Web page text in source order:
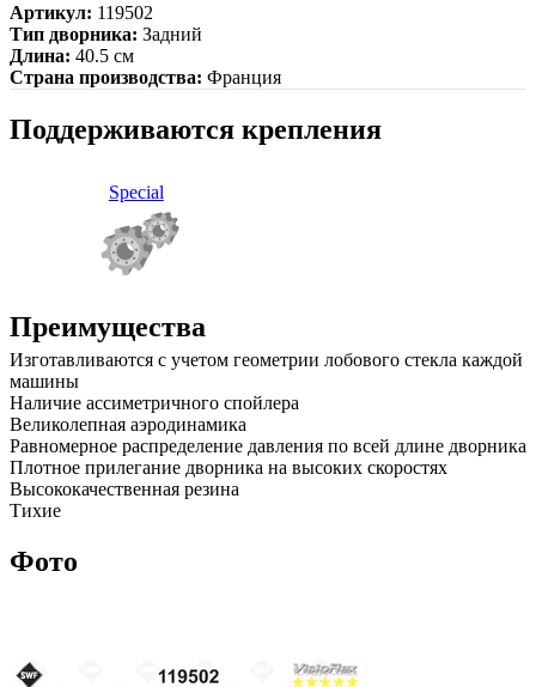
Артикул: 119502
Тип дворника: Задний
Длина: 40.5 см
Страна производства: Франция
Поддерживаются крепления
Special
Преимущества
Изготавливаются с учетом геометрии лобового стекла каждой
машины
Наличие ассиметричного спойлера
Великолепная аэродинамика
Равномерное распределение давления по всей длине дворника
Плотное прилегание дворника на высоких скоростях
Высококачественная резина
Тихие
Фото